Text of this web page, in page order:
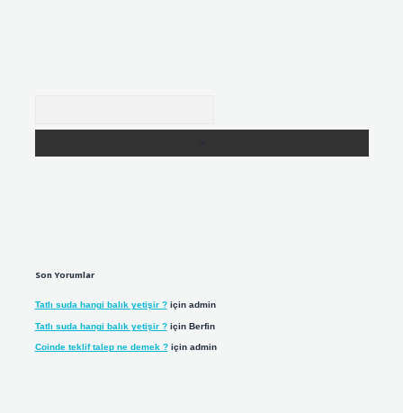
Son Yorumlar
Tatlı suda hangi balık yetişir ?için admin
Tatlı suda hangi balık yetişir ?için Berfin
Coinde teklif talep ne demek ?için admin